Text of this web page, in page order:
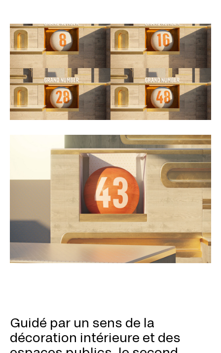
Guidé par un sens de la
décoration intérieure et des